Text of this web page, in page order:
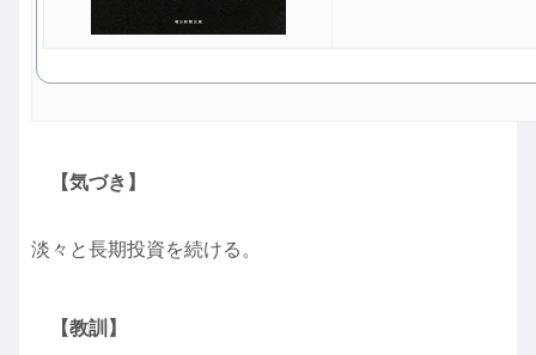
【気づき】
淡々と長期投資を続ける。
【教訓】